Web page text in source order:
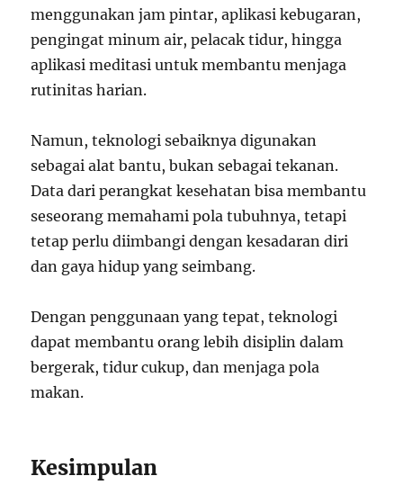
menggunakan jam pintar, aplikasi kebugaran,
pengingat minum air, pelacak tidur, hingga
aplikasi meditasi untuk membantu menjaga
rutinitas harian.
Namun, teknologi sebaiknya digunakan
sebagai alat bantu, bukan sebagai tekanan.
Data dari perangkat kesehatan bisa membantu
seseorang memahami pola tubuhnya, tetapi
tetap perlu diimbangi dengan kesadaran diri
dan gaya hidup yang seimbang.
Dengan penggunaan yang tepat, teknologi
dapat membantu orang lebih disiplin dalam
bergerak, tidur cukup, dan menjaga pola
makan.
Kesimpulan